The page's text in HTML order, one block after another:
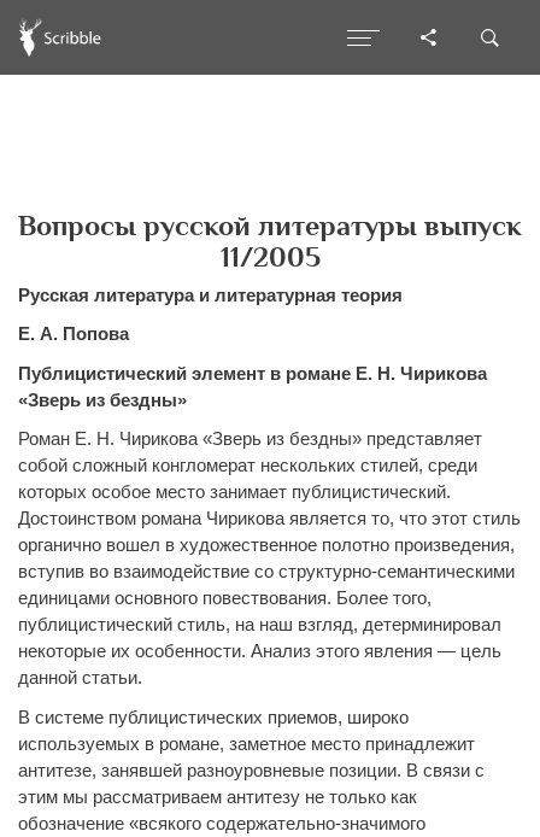
Вопросы русской литературы выпуск
11/2005
Русская литература и литературная теория
Е. А. Попова
Публицистический элемент в романе Е. Н. Чирикова
«Зверь из бездны»
Роман Е. Н. Чирикова «Зверь из бездны» представляет
собой сложный конгломерат нескольких стилей, среди
которых особое место занимает публицистический.
Достоинством романа Чирикова является то, что этот стиль
органично вошел в художественное полотно произведения,
вступив во взаимодействие со структурно-семантическими
единицами основного повествования. Более того,
публицистический стиль, на наш взгляд, детерминировал
некоторые их особенности. Анализ этого явления — цель
данной статьи.
В системе публицистических приемов, широко
используемых в романе, заметное место принадлежит
антитезе, занявшей разноуровневые позиции. В связи с
этим мы рассматриваем антитезу не только как
обозначение «всякого содержательно-значимого